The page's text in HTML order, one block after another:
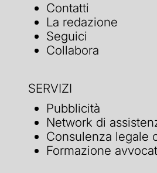
Contatti
La redazione
Seguici
Collabora
SERVIZI
Pubblicità
Network di
Consulenza legale
Formazione